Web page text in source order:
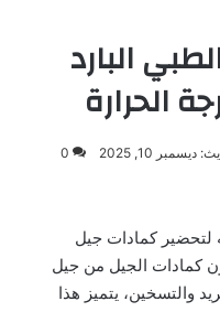
البارد
الحرارة
10, 2025
0
لتحضير كمادات جيل
كمادات الجيل من جيل
والتسخين، يتميز هذا